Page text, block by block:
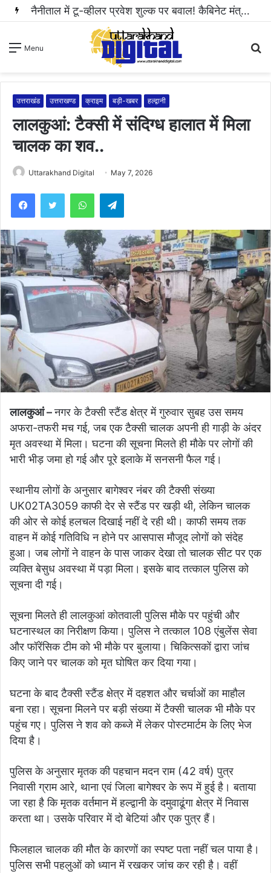
Menu
उत्तराखंड उत्तराखण्ड क्राइम बड़ी-खबर हल्द्वानी
लालकुआं: टैक्सी में संदिग्ध हालात में मिला
चालक का शव..
Uttarakhand Digital May 7, 2026
WhatsAppTelegram
लालकुआं –नगर के टैक्सी स्टैंड क्षेत्र में गुरुवार सुबह उस समय
अफरा-तफरी मच गई, जब एक टैक्सी चालक अपनी ही गाड़ी के अंदर
मृत अवस्था में मिला। घटना की सूचना मिलते ही मौके पर लोगों की
भारी भीड़ जमा हो गई और पूरे इलाके में सनसनी फैल गई।
स्थानीय लोगों के अनुसार बागेश्वर नंबर की टैक्सी संख्या
UK02TA3059 काफी देर से स्टैंड पर खड़ी थी, लेकिन चालक
की ओर से कोई हलचल दिखाई नहीं दे रही थी। काफी समय तक
वाहन में कोई गतिविधि न होने पर आसपास मौजूद लोगों को संदेह
हुआ। जब लोगों ने वाहन के पास जाकर देखा तो चालक सीट पर एक
व्यक्ति बेसुध अवस्था में पड़ा मिला। इसके बाद तत्काल पुलिस को
सूचना दी गई।
सूचना मिलते ही लालकुआं कोतवाली पुलिस मौके पर पहुंची और
घटनास्थल का निरीक्षण किया। पुलिस ने तत्काल 108 एंबुलेंस सेवा
और फॉरेंसिक टीम को भी मौके पर बुलाया। चिकित्सकों द्वारा जांच
किए जाने पर चालक को मृत घोषित कर दिया गया।
घटना के बाद टैक्सी स्टैंड क्षेत्र में दहशत और चर्चाओं का माहौल
बना रहा। सूचना मिलने पर बड़ी संख्या में टैक्सी चालक भी मौके पर
पहुंच गए। पुलिस ने शव को कब्जे में लेकर पोस्टमार्टम के लिए भेज
दिया है।
पुलिस के अनुसार मृतक की पहचान मदन राम (42 वर्ष) पुत्र
निवासी ग्राम आरे, थाना एवं जिला बागेश्वर के रूप में हुई है। बताया
जा रहा है कि मृतक वर्तमान में हल्द्वानी के दमुवाढूंगा क्षेत्र में निवास
करता था। उसके परिवार में दो बेटियां और एक पुत्र हैं।
फिलहाल चालक की मौत के कारणों का स्पष्ट पता नहीं चल पाया है।
पुलिस सभी पहलुओं को ध्यान में रखकर जांच कर रही है। वहीं